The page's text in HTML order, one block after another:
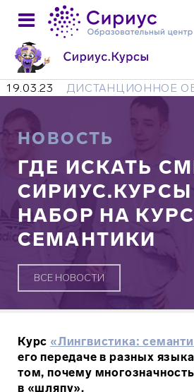
19.03.23 ДИСТАНЦИОННОЕ
НОВОСТЬ
ГДЕ ИСКАТЬ
НАБОР НА КУРС
СЕМАНТИКИ
ВСЕ НОВОСТИ
Курс «Лингвистика:
его передаче в разных
том, почему
в «шляпу».